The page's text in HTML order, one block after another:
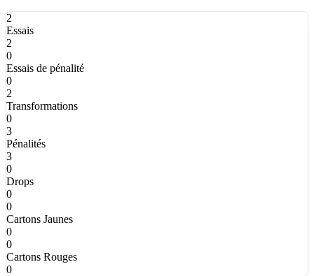
2
Essais
2
0
Essais de pénalité
0
2
Transformations
0
3
Pénalités
3
0
Drops
0
0
Cartons Jaunes
0
0
Cartons Rouges
0